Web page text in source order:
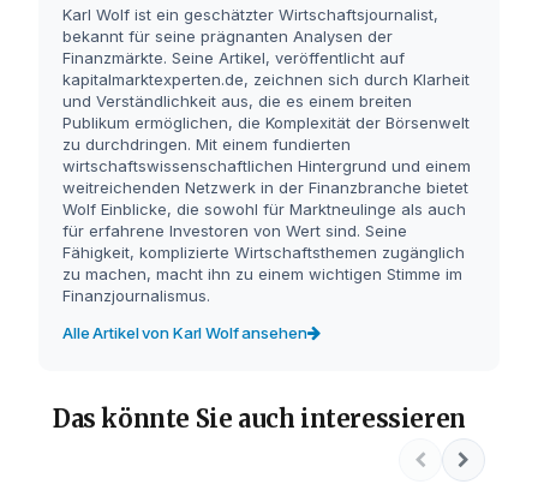
Karl Wolf ist ein geschätzter Wirtschaftsjournalist,
bekannt für seine prägnanten Analysen der
Finanzmärkte. Seine Artikel, veröffentlicht auf
kapitalmarktexperten.de, zeichnen sich durch Klarheit
und Verständlichkeit aus, die es einem breiten
Publikum ermöglichen, die Komplexität der Börsenwelt
zu durchdringen. Mit einem fundierten
wirtschaftswissenschaftlichen Hintergrund und einem
weitreichenden Netzwerk in der Finanzbranche bietet
Wolf Einblicke, die sowohl für Marktneulinge als auch
für erfahrene Investoren von Wert sind. Seine
Fähigkeit, komplizierte Wirtschaftsthemen zugänglich
zu machen, macht ihn zu einem wichtigen Stimme im
Finanzjournalismus.
Alle Artikel von Karl Wolf ansehen
Das könnte Sie auch interessieren